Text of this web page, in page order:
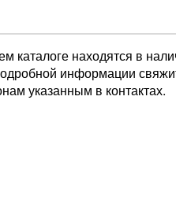
каталоге находятся в
информации
указанным в контактах.